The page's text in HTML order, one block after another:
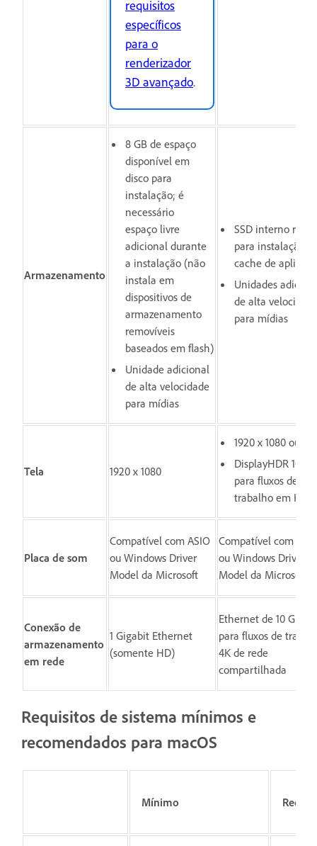
requisitos
específicos
para o
renderizador
3D avançado.
Armazenamento
8 GB de espaço
disponível em
disco para
instalação; é
necessário
espaço livre
adicional durante
a instalação (não
instala em
dispositivos de
armazenamento
removíveis
baseados em flash)
Unidade adicional
de alta velocidade
para mídias
SSD interno
para instalação e
cache de
Unidades
de alta
para mídias
Tela 1920 x 1080
1920 x 1080 ou
DisplayHDR 1000
para fluxos de
trabalho em HDR
Placa de som
Compatível com ASIO
ou Windows Driver
Model da Microsoft
Compatível com
ou Windows Driver
Model da Microsoft
Conexão de
armazenamento
em rede
1 Gigabit Ethernet
(somente HD)
Ethernet de 10
para fluxos de
4K de rede
compartilhada
Requisitos de sistema mínimos e
recomendados para macOS
Mínimo